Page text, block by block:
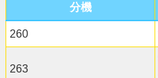
分機
260
263